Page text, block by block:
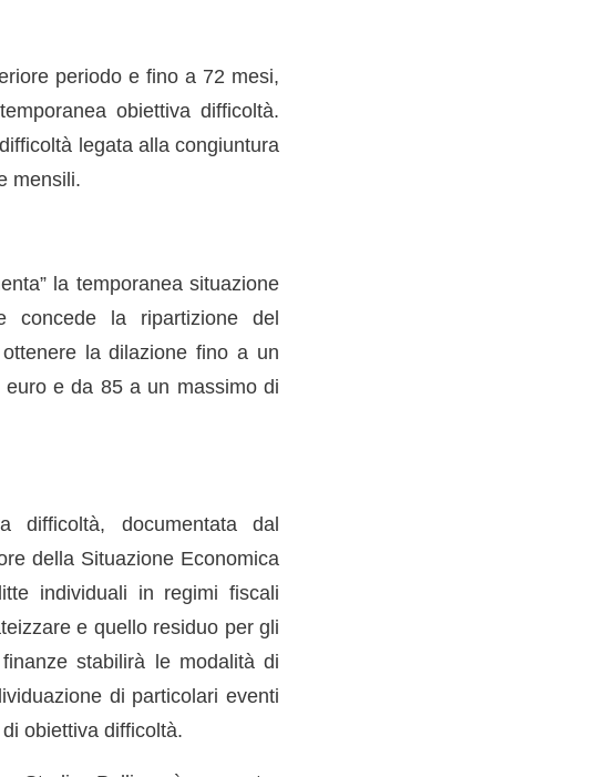
periodo e fino a 72 mesi,
obiettiva difficoltà.
legata alla congiuntura
mensili.
la temporanea situazione
concede la ripartizione del
la dilazione fino a un
e da 85 a un massimo di
difficoltà, documentata dal
della Situazione Economica
individuali in regimi fiscali
e quello residuo per gli
stabilirà le modalità di
di particolari eventi
obiettiva difficoltà.